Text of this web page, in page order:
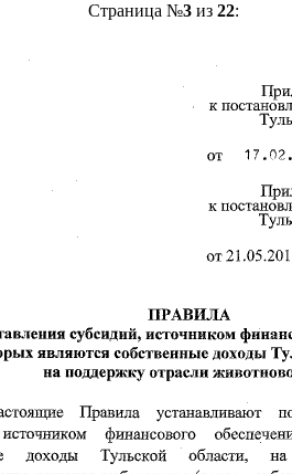
Страница №3из 22: